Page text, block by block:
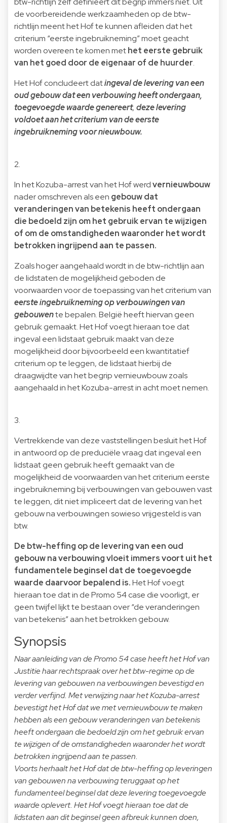
de voorbereidende werkzaamheden op de btw-
richtlijn meent het Hof te kunnen afleiden dat het
criterium “eerste ingebruikneming” moet geacht
worden overeen te komen methet eerste gebruik
van het goed door de eigenaar of de huurder.
Het Hof concludeert datingeval de levering van een
oud gebouw dat een verbouwing heeft ondergaan,
toegevoegde waarde genereert, deze levering
voldoet aan het criterium van de eerste
ingebruikneming voor nieuwbouw.
2.
In het Kozuba-arrest van het Hof werdvernieuwbouw
nader omschreven als een gebouw dat
veranderingen van betekenis heeft ondergaan
die bedoeld zijn om het gebruik ervan te wijzigen
of om de omstandigheden waaronder het wordt
betrokken ingrijpend aan te passen.
Zoals hoger aangehaald wordt in de btw-richtlijn aan
de lidstaten de mogelijkheid geboden de
voorwaarden voor de toepassing van het criterium van
eerste ingebruikneming op verbouwingen van
gebouwente bepalen. België heeft hiervan geen
gebruik gemaakt. Het Hof voegt hieraan toe dat
ingeval een lidstaat gebruik maakt van deze
mogelijkheid door bijvoorbeeld een kwantitatief
criterium op te leggen, de lidstaat hierbij de
draagwijdte van het begrip vernieuwbouw zoals
aangehaald in het Kozuba-arrest in acht moet nemen.
3.
Vertrekkende van deze vaststellingen besluit het Hof
in antwoord op de preduciële vraag dat ingeval een
lidstaat geen gebruik heeft gemaakt van de
mogelijkheid de voorwaarden van het criterium eerste
ingebruikneming bij verbouwingen van gebouwen vast
te leggen, dit niet impliceert dat de levering van het
gebouw na verbouwingen sowieso vrijgesteld is van
btw.
De btw-heffing op de levering van een oud
gebouw na verbouwing vloeit immers voort uit het
fundamentele beginsel dat de toegevoegde
waarde daarvoor bepalend is.Het Hof voegt
hieraan toe dat in de Promo 54 case die voorligt, er
geen twijfel lijkt te bestaan over “de veranderingen
van betekenis” aan het betrokken gebouw.
Synopsis
Naar aanleiding van de Promo 54 case heeft het Hof van
Justitie haar rechtspraak over het btw-regime op de
levering van gebouwen na verbouwingen bevestigd en
verder verfijnd. Met verwijzing naar het Kozuba-arrest
bevestigt het Hof dat we met vernieuwbouw te maken
hebben als een gebouw veranderingen van betekenis
heeft ondergaan die bedoeld zijn om het gebruik ervan
te wijzigen of de omstandigheden waaronder het wordt
betrokken ingrijpend aan te passen.
Voorts herhaalt het Hof dat de btw-heffing op leveringen
van gebouwen na verbouwing teruggaat op het
fundamenteel beginsel dat deze levering toegevoegde
waarde oplevert. Het Hof voegt hieraan toe dat de
lidstaten aan dit beginsel geen afbreuk kunnen doen,